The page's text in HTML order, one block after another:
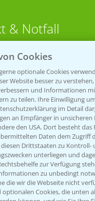
& Notfall
auf WhatsApp
(0)174 346 564 1
in Notfällen
(0)214/30-20220
Cookies
optionale Cookies
Website besser zu
und Informationen
zu teilen. Ihre Einwilligung
im Detail
an Empfänger in
den USA. Dort besteht das
Daten dem Zugriff
Drittstaaten zu Kontroll-
unterliegen und
zur Verfügung
zu unbedingt
die wir die Webseite nicht
optionalen Cookies, die unten